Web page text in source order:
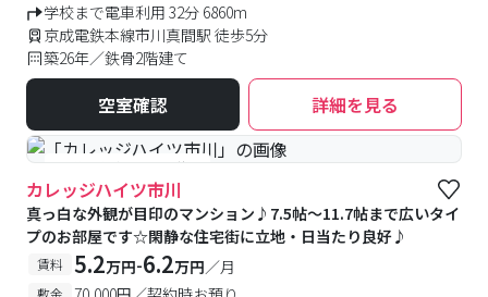
学校まで電車利用 32分 6860m
京成電鉄本線市川真間駅 徒歩5分
築26年／鉄骨2階建て
空室確認 詳細を見る
#予約受付中 #空室待ち
カレッジハイツ市川
真っ白な外観が目印のマンション♪7.5帖〜11.7帖まで広いタイ
プのお部屋です☆閑静な住宅街に立地・日当たり良好♪
賃料 5.2万円-6.2万円／月
敷金